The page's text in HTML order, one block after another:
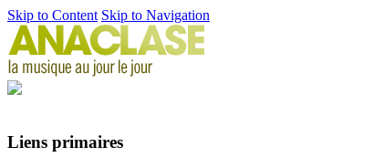
Skip to Content Skip to Navigation
Liens primaires